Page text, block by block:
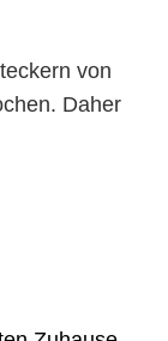
von
Daher
dass Ihr
immer noch